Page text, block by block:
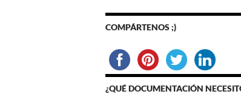
COMPÁRTENOS ;)
¿QUÉ DOCUMENTACIÓN